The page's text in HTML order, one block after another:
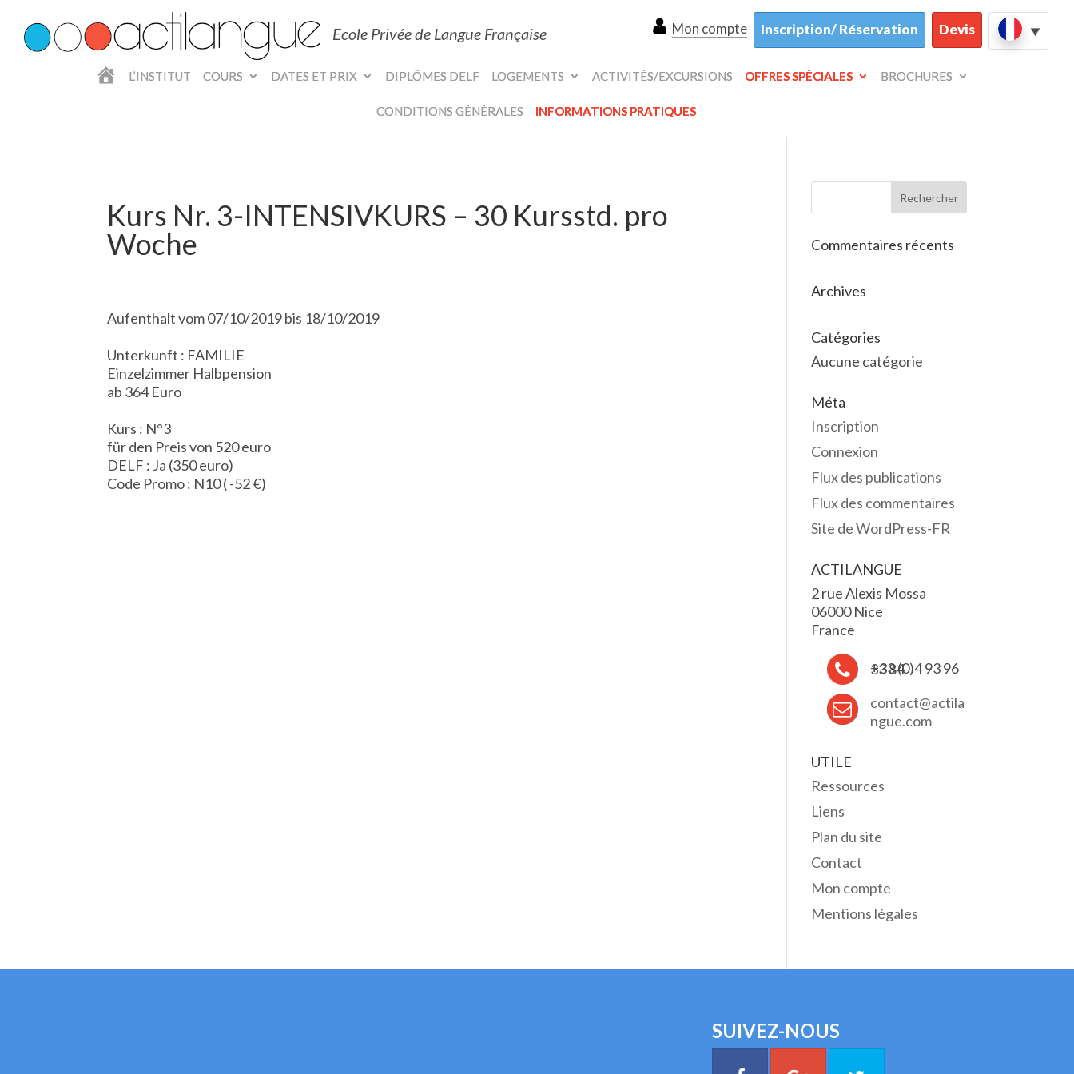
Ecole Privée de Langue Française Mon compte Inscription/ Réservation Devis
L
L’INSTITUT COURS DATES ET PRIX DIPLÔMES DELF LOGEMENTS ACTIVITÉS/EXCURSIONS OFFRES SPÉCIALES BROCHURES
CONDITIONS GÉNÉRALES INFORMATIONS PRATIQUES
Kurs Nr. 3-INTENSIVKURS – 30 Kursstd. pro
Woche
Aufenthalt vom 07/10/2019 bis 18/10/2019
Unterkunft : FAMILIE
Einzelzimmer Halbpension
ab 364 Euro
Kurs : N°3
für den Preis von 520 euro
DELF : Ja (350 euro)
Code Promo : N10 ( -52 €)
Commentaires récents
Archives
Catégories
Aucune catégorie
Méta
Inscription
Connexion
Flux des publications
Flux des commentaires
Site de WordPress-FR
ACTILANGUE
2 rue Alexis Mossa
06000 Nice
France
+33 (0)4 93 96 33 84
contact@actila
ngue.com
UTILE
Ressources
Liens
Plan du site
Contact
Mon compte
Mentions légales
SUIVEZ-NOUS